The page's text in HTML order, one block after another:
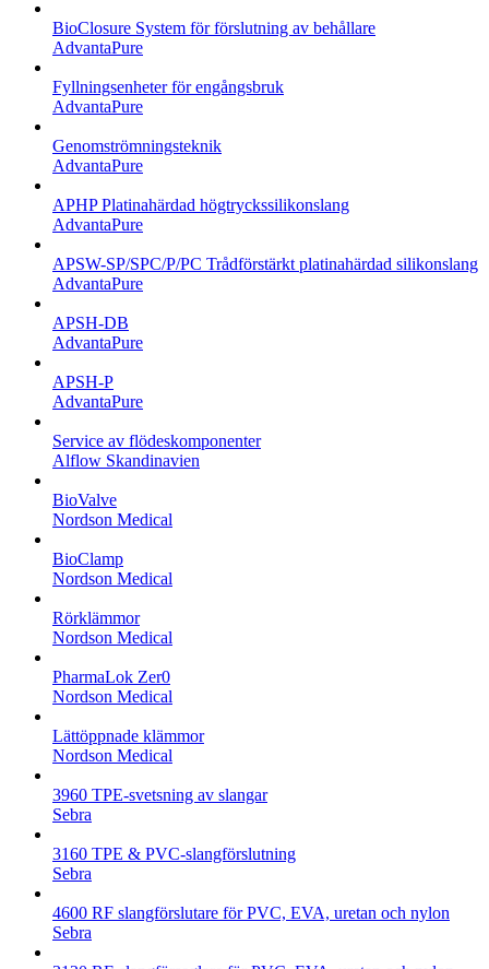
BioClosure System för förslutning av behållare
AdvantaPure
Fyllningsenheter för engångsbruk
AdvantaPure
Genomströmningsteknik
AdvantaPure
APHP Platinahärdad högtryckssilikonslang
AdvantaPure
APSW-SP/SPC/P/PC Trådförstärkt platinahärdad silikonslang
AdvantaPure
APSH-DB
AdvantaPure
APSH-P
AdvantaPure
Service av flödeskomponenter
Alflow Skandinavien
BioValve
Nordson Medical
BioClamp
Nordson Medical
Rörklämmor
Nordson Medical
PharmaLok Zer0
Nordson Medical
Lättöppnade klämmor
Nordson Medical
3960 TPE-svetsning av slangar
Sebra
3160 TPE & PVC-slangförslutning
Sebra
4600 RF slangförslutare för PVC, EVA, uretan och nylon
Sebra